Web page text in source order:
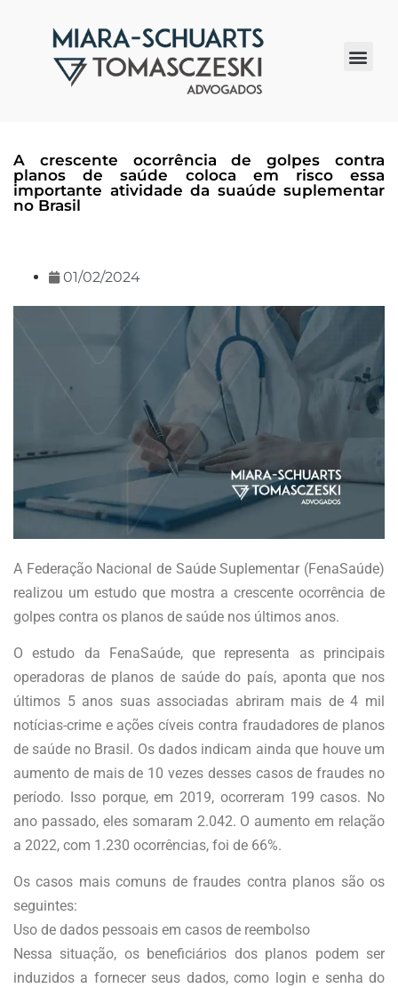
A crescente ocorrência de golpes contra
planos de saúde coloca em risco essa
importante atividade da suaúde suplementar
no Brasil
01/02/2024
A Federação Nacional de Saúde Suplementar (FenaSaúde)
realizou um estudo que mostra a crescente ocorrência de
golpes contra os planos de saúde nos últimos anos.
O estudo da FenaSaúde, que representa as principais
operadoras de planos de saúde do país, aponta que nos
últimos 5 anos suas associadas abriram mais de 4 mil
notícias-crime e ações cíveis contra fraudadores de planos
de saúde no Brasil. Os dados indicam ainda que houve um
aumento de mais de 10 vezes desses casos de fraudes no
período. Isso porque, em 2019, ocorreram 199 casos. No
ano passado, eles somaram 2.042. O aumento em relação
a 2022, com 1.230 ocorrências, foi de 66%.
Os casos mais comuns de fraudes contra planos são os
seguintes:
Uso de dados pessoais em casos de reembolso
Nessa situação, os beneficiários dos planos podem ser
induzidos a fornecer seus dados, como login e senha do